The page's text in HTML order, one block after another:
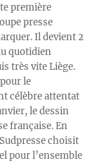
première
presse
Il devient 2
quotidien
très vite Liège.
le
célèbre attentat
le dessin
française. En
choisit
pour l’ensemble